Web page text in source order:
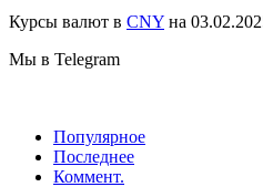
Курсы валют в CNY на
Мы в Telegram
Популярное
Последнее
Коммент.